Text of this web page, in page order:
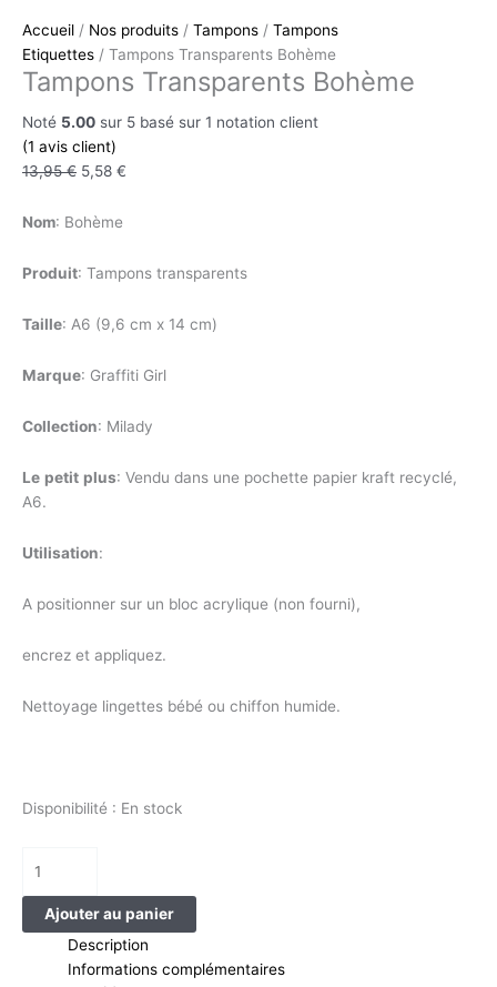
Accueil / Nos produits / Tampons / Tampons
Etiquettes / Tampons Transparents Bohème
Tampons Transparents Bohème
Noté 5.00 sur 5 basé sur 1 notation client
(1 avis client)
13,95€ 5,58 €
Nom: Bohème
Produit: Tampons transparents
Taille: A6 (9,6 cm x 14 cm)
Marque: Graffiti Girl
Collection: Milady
Le petit plus: Vendu dans une pochette papier kraft recyclé,
A6.
Utilisation:
A positionner sur un bloc acrylique (non fourni),
encrez et appliquez.
Nettoyage lingettes bébé ou chiffon humide.
Disponibilité : En stock
Ajouter au panier
Description
Informations complémentaires